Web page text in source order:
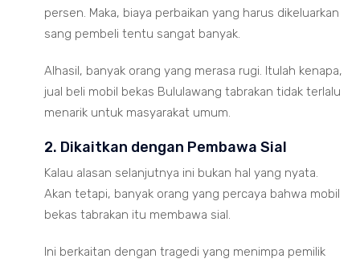
persen. Maka, biaya perbaikan yang harus dikeluarkan
sang pembeli tentu sangat banyak.
Alhasil, banyak orang yang merasa rugi. Itulah kenapa,
jual beli mobil bekas Bululawang tabrakan tidak terlalu
menarik untuk masyarakat umum.
2. Dikaitkan dengan Pembawa Sial
Kalau alasan selanjutnya ini bukan hal yang nyata.
Akan tetapi, banyak orang yang percaya bahwa mobil
bekas tabrakan itu membawa sial.
Ini berkaitan dengan tragedi yang menimpa pemilik